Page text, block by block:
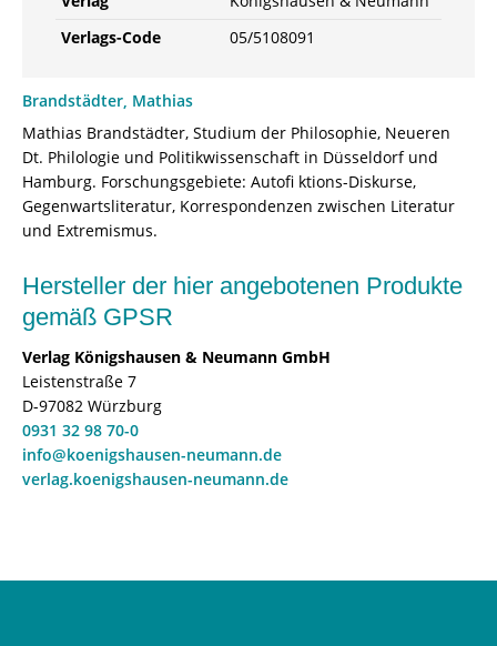
Verlags-Code
05/5108091
Brandstädter, Mathias
Mathias Brandstädter, Studium der Philosophie, Neueren
Dt. Philologie und Politikwissenschaft in Düsseldorf und
Hamburg. Forschungsgebiete: Autofi ktions-Diskurse,
Gegenwartsliteratur, Korrespondenzen zwischen Literatur
und Extremismus.
Hersteller der hier angebotenen Produkte
gemäß GPSR
Verlag Königshausen & Neumann GmbH
Leistenstraße 7
D-97082 Würzburg
0931 32 98 70-0
info@koenigshausen-neumann.de
verlag.koenigshausen-neumann.de